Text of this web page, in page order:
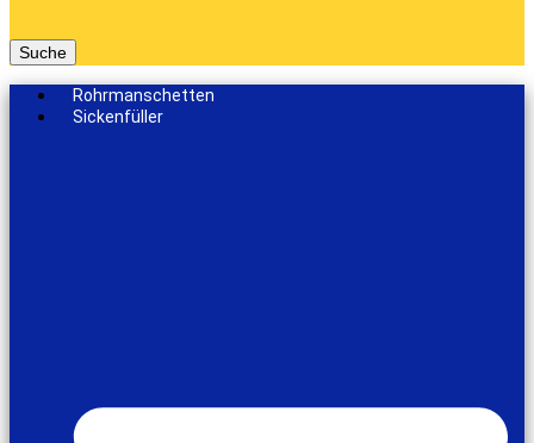
Suche
Rohrmanschetten
Sickenfüller